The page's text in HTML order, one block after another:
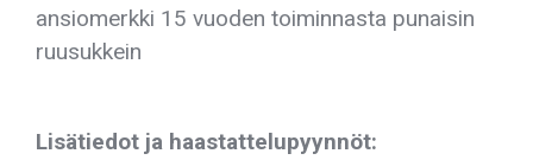
ansiomerkki 15 vuoden toiminnasta punaisin
ruusukkein
Lisätiedot ja haastattelupyynnöt: